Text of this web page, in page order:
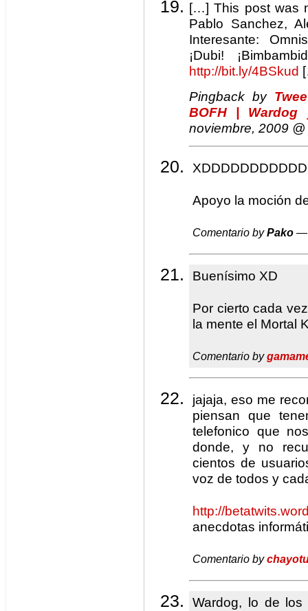
[…] This post was
Pablo Sanchez,
Interesante:
¡Dubi!
http://bit.ly/4BSkud
Pingback by
BOFH | Wardog
noviembre, 2009 @
Apoyo la moción
Comentario byPako —
Buenísimo XD
Por cierto cada
la mente el Mortal
Comentario by
jajaja, eso me
piensan que
telefonico que
donde, y no
cientos de
voz de todos y
http://
anecdotas
Comentario by
Wardog, lo de